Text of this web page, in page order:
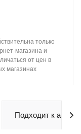
только
магазина и
от цен в
магазинах
Подходит к авто